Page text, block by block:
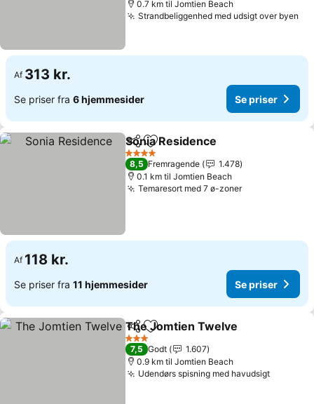
0.7 km til Jomtien Beach
Strandbeliggenhed med udsigt over byen
Af 313 kr.
Se priser fra 6 hjemmesider Se priser
Del Føj til favoritter
Sonia Residence
4 Stjerner
8,5 Fremragende
1.478
0.1 km til Jomtien Beach
Temaresort med 7 ø-zonerSe priser
Af 118 kr.
Se priser fra 11 hjemmesider Se priser
Del Føj til favoritter
The Jomtien Twelve
3 Stjerner
7,5 Godt
1.607
0.9 km til Jomtien Beach
Udendørs spisning med havudsigtSe